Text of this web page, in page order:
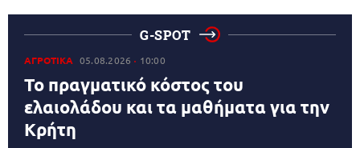
G-SPOT
ΑΓΡΟΤΙΚΑ 05.08.2026 10:00
Το πραγματικό κόστος του
ελαιολάδου και τα μαθήματα για την
Κρήτη